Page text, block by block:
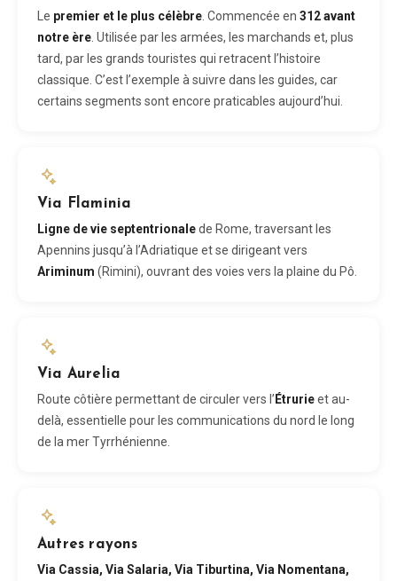
Le premier et le plus célèbre . Commencée en 312 avant
notre ère . Utilisée par les armées, les marchands et, plus
tard, par les grands touristes qui retracent l’histoire
classique. C’est l’exemple à suivre dans les guides, car
certains segments sont encore praticables aujourd’hui.
Via Flaminia
Ligne de vie septentrionalede Rome, traversant les
Apennins jusqu’à l’Adriatique et se dirigeant vers
Ariminum (Rimini), ouvrant des voies vers la plaine du Pô.
Via Aurelia
Route côtière permettant de circuler vers l’Étrurieet au-
delà, essentielle pour les communications du nord le long
de la mer Tyrrhénienne.
Autres rayons
Via Cassia, Via Salaria, Via Tiburtina, Via Nomentana,